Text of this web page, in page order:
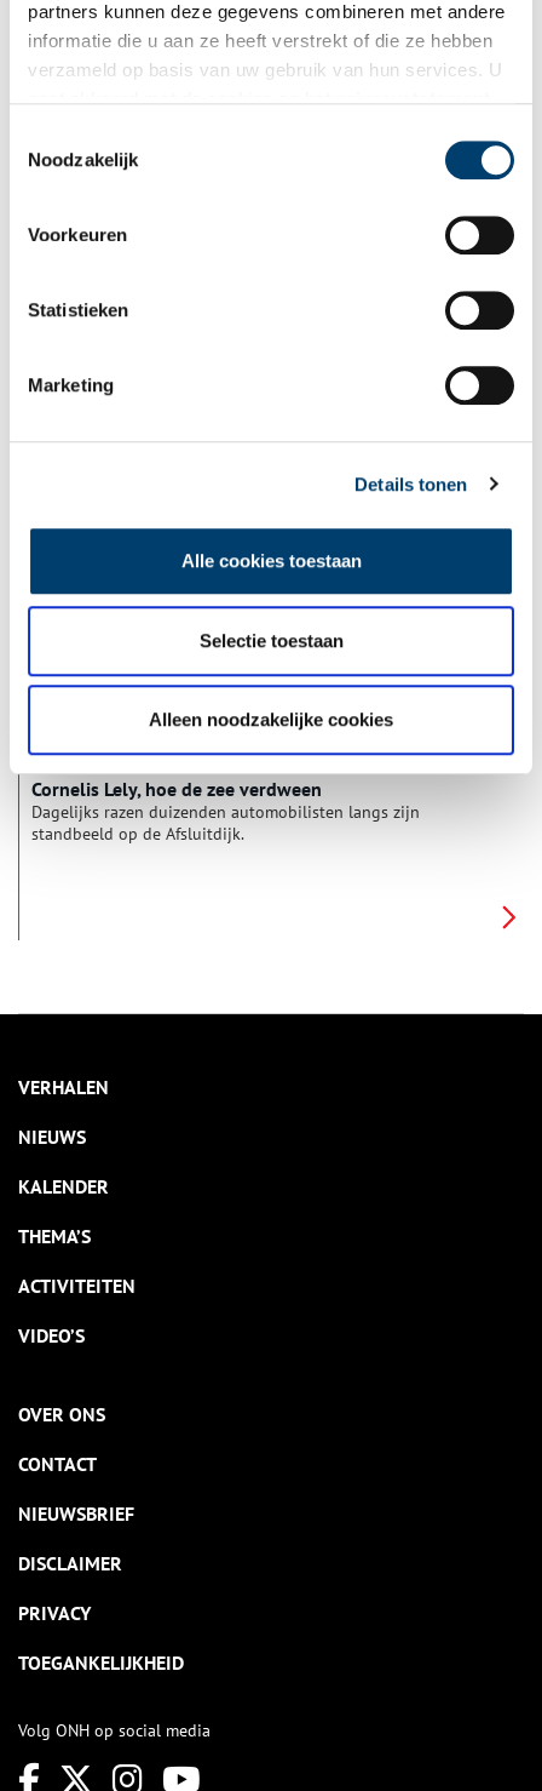
partners kunnen deze gegevens combineren met andere
informatie die u aan ze heeft verstrekt of die ze hebben
verzameld op basis van uw gebruik van hun services. U
Noodzakelijk
Voorkeuren
Statistieken
Marketing
Details tonen
Alle cookies toestaan
Selectie toestaan
Alleen noodzakelijke cookies
Vijf feiten over het Noordzeekanaal
Al bijna 150 jaar geleden werd ‘Holland op z’n Smalst’
doorgraven voor de aanleg van het Noordzeekanaal. Vijf
‘Kan het niet zo, heren?’ opperde koning Willem I in 1816
vaarweg van het IJ in Amsterdam naar de Noordzee. Met een
van het IJ tot aan de zee. ‘Onbegonnen werk en veel te duur’,
Cornelis Lely, hoe de zee verdween
Dagelijks razen duizenden automobilisten langs zijn
standbeeld op de Afsluitdijk.
VERHALEN
NIEUWS
KALENDER
THEMA’S
ACTIVITEITEN
VIDEO’S
OVER ONS
CONTACT
NIEUWSBRIEF
DISCLAIMER
PRIVACY
TOEGANKELIJKHEID
Volg ONH op social media